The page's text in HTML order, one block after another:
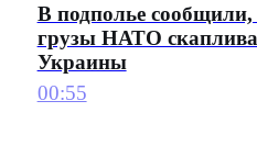
В подполье сообщили,
грузы НАТО
Украины
00:55